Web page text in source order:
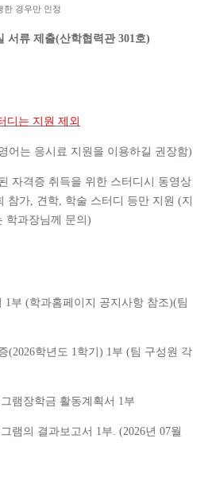
한 경우만 인정
서류 제출(산학협력관 301호)
디는 지원 제외
어는 응시료 지원을 이용하길 권장함)
자격증 취득을 위한 스터디시 동영상
참가, 견학, 학술 스터디 등만 지원 (지
학과장님께 문의 )
1부 (학과홈페이지 공지사항 참조)(팀
(2026학년도 1학기 ) 1부 (팀 구성원 각
램장학금 활동계획서 1부
램의 결과보고서 1부. (2026년 07월